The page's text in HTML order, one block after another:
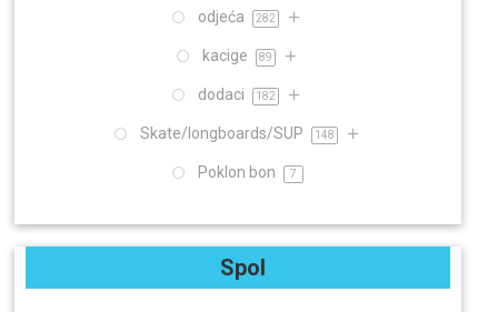
odjeća 282
kacige 89
dodaci 182
Skate/longboards/SUP 148
Poklon bon 7
Spol